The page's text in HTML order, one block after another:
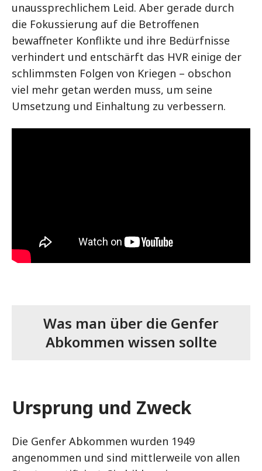
unaussprechlichem Leid. Aber gerade durch
die Fokussierung auf die Betroffenen
bewaffneter Konflikte und ihre Bedürfnisse
verhindert und entschärft das HVR einige der
schlimmsten Folgen von Kriegen – obschon
viel mehr getan werden muss, um seine
Umsetzung und Einhaltung zu verbessern.
Was man über die Genfer
Abkommen wissen sollte
Ursprung und Zweck
Die Genfer Abkommen wurden 1949
angenommen und sind mittlerweile von allen